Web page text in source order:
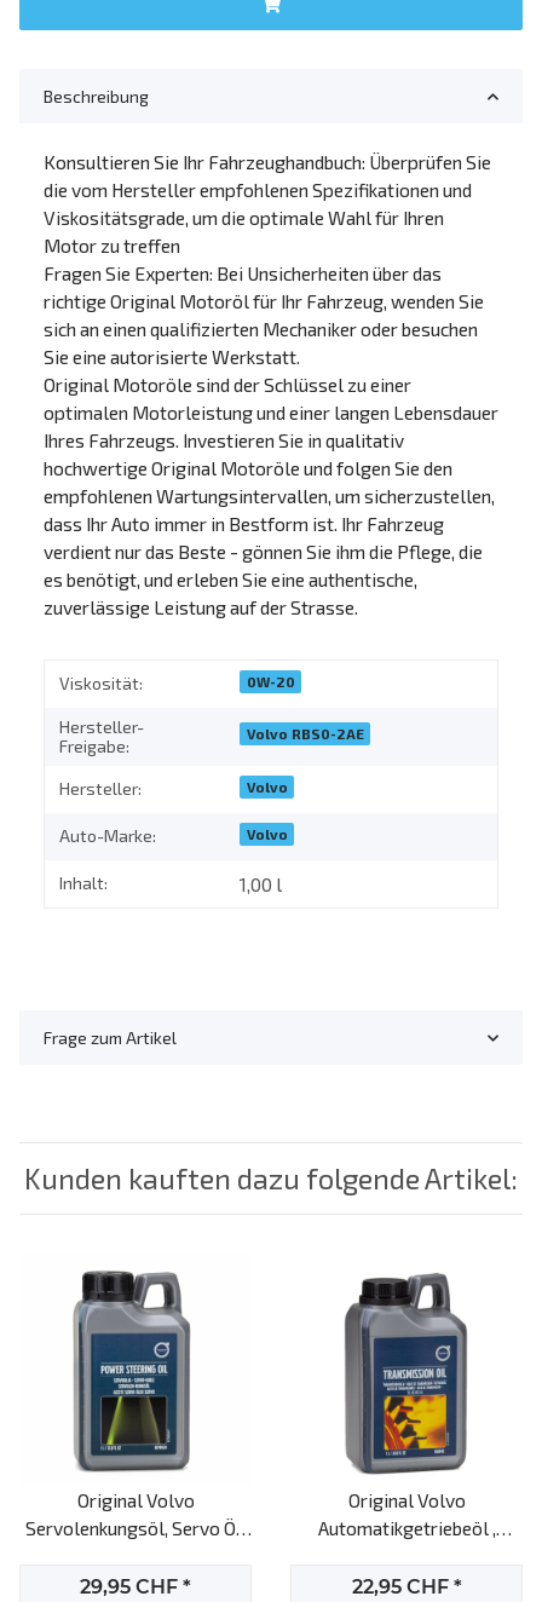
Beschreibung
Konsultieren Sie Ihr Fahrzeughandbuch: Überprüfen Sie
die vom Hersteller empfohlenen Spezifikationen und
Viskositätsgrade, um die optimale Wahl für Ihren
Motor zu treffen
Fragen Sie Experten: Bei Unsicherheiten über das
richtige Original Motoröl für Ihr Fahrzeug, wenden Sie
sich an einen qualifizierten Mechaniker oder besuchen
Sie eine autorisierte Werkstatt.
Original Motoröle sind der Schlüssel zu einer
optimalen Motorleistung und einer langen Lebensdauer
Ihres Fahrzeugs. Investieren Sie in qualitativ
hochwertige Original Motoröle und folgen Sie den
empfohlenen Wartungsintervallen, um sicherzustellen,
dass Ihr Auto immer in Bestform ist. Ihr Fahrzeug
verdient nur das Beste - gönnen Sie ihm die Pflege, die
es benötigt, und erleben Sie eine authentische,
zuverlässige Leistung auf der Strasse.
Viskosität: 0W-20
Hersteller-
Freigabe:
Volvo RBS0-2AE
Hersteller: Volvo
Auto-Marke: Volvo
Inhalt: 1,00 l
Frage zum Artikel
Kunden kauften dazu folgende Artikel:
Original Volvo
Servolenkungsöl, Servo Öl,
29,95 CHF *
Original Volvo
Automatikgetriebeöl ,
22,95 CHF *